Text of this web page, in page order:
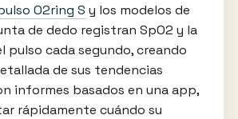
O2ring S y los modelos de
de dedo registran SpO2 y la
pulso cada segundo, creando
de sus tendencias
informes basados en una app,
rápidamente cuándo su